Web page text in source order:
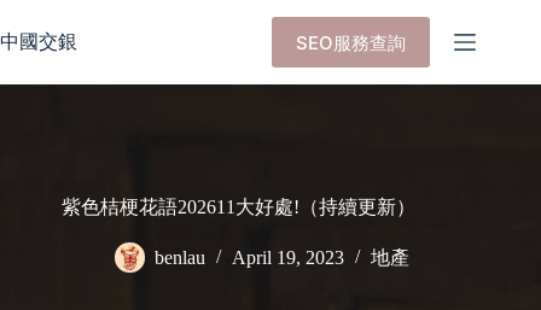
to
content
中國交銀 SEO服務查詢
紫色桔梗花語202611大好處!（持續更新）
benlau April 19, 2023 地產